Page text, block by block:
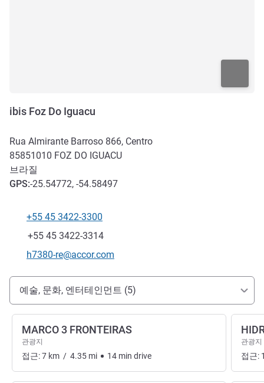
ibis Foz Do Iguacu
Rua Almirante Barroso 866, Centro
85851010 FOZ DO IGUACU
브라질
GPS:-25.54772, -54.58497
전화
+55 45 3422-3300
팩스
+55 45 3422-3314
E-mail
h7380-re@accor.com
호텔 접근 및 교통
예술, 문화, 엔터테인먼트 (5)
MARCO 3 FRONTEIRAS
관광지
접근:7 km / 4.35 mi 14 min drive
관광지
접근: